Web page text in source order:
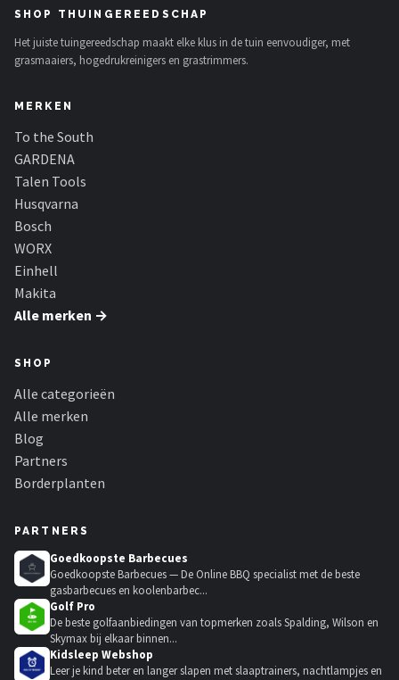
SHOP THUINGEREEDSCHAP
Het juiste tuingereedschap maakt elke klus in de tuin eenvoudiger, met
grasmaaiers, hogedrukreinigers en grastrimmers.
MERKEN
To the South
GARDENA
Talen Tools
Husqvarna
Bosch
WORX
Einhell
Makita
Alle merken →
SHOP
Alle categorieën
Alle merken
Blog
Partners
Borderplanten
PARTNERS
Goedkoopste Barbecues
Goedkoopste Barbecues — De Online BBQ specialist met de beste
gasbarbecues en koolenbarbec...
Golf Pro
De beste golfaanbiedingen van topmerken zoals Spalding, Wilson en
Skymax bij elkaar binnen...
Kidsleep Webshop
Leer je kind beter en langer slapen met slaaptrainers, nachtlampjes en